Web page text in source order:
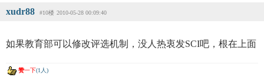
xudr88 #10楼 2010-05-28 00:09:40
如果教育部可以修改评选机制，没人热衷发SCI吧，根在上面
赞一下(1人)